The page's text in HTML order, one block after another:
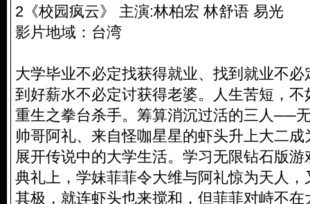
2《校园疯云》 主演:林柏宏 林舒语 易光
影片地域：台湾
大学毕业不必定找获得就业、找到就业不
到好薪水不必定讨获得老婆。人生苦短，
重生之拳台杀手。筹算消沉过活的三人──
帅哥阿礼、来自怪咖星星的虾头升上大二
展开传说中的大学生活。学习无限钻石版
典礼上，学妹菲菲令大维与阿礼惊为天人
其极，就连虾头也来搅和，但菲菲对峙不